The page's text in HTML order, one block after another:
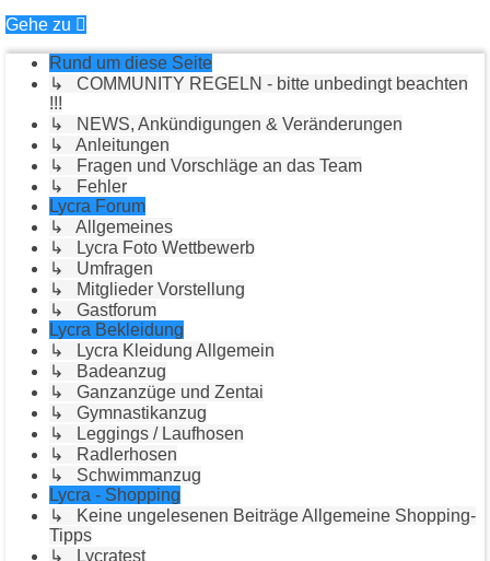
Gehe zu
Rund um diese Seite
↳ COMMUNITY REGELN - bitte unbedingt beachten
!!!
↳ NEWS, Ankündigungen & Veränderungen
↳ Anleitungen
↳ Fragen und Vorschläge an das Team
↳ Fehler
Lycra Forum
↳ Allgemeines
↳ Lycra Foto Wettbewerb
↳ Umfragen
↳ Mitglieder Vorstellung
↳ Gastforum
Lycra Bekleidung
↳ Lycra Kleidung Allgemein
↳ Badeanzug
↳ Ganzanzüge und Zentai
↳ Gymnastikanzug
↳ Leggings / Laufhosen
↳ Radlerhosen
↳ Schwimmanzug
Lycra - Shopping
↳ Keine ungelesenen Beiträge Allgemeine Shopping-
Tipps
↳ Lycratest